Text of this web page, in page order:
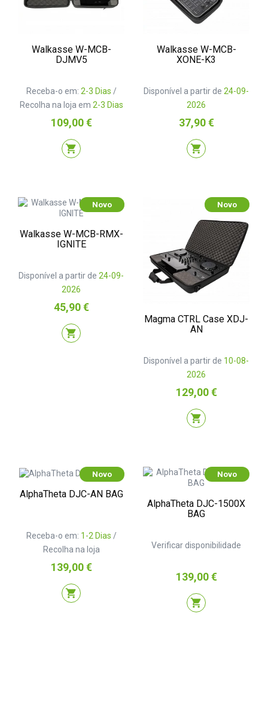
Walkasse W-MCB-
DJMV5
Receba-o em: 2-3 Dias /
Recolha na loja em 2-3 Dias
Preço
109,00 €
shopping_cart
Walkasse W-MCB-
XONE-K3
Disponível a partir de 24-09-
2026
Preço
37,90 €
shopping_cart
Novo
Walkasse W-MCB-RMX-
IGNITE
Disponível a partir de 24-09-
2026
Preço
45,90 €
shopping_cart
Novo
Magma CTRL Case XDJ-
AN
Disponível a partir de 10-08-
2026
Preço
129,00 €
shopping_cart
Novo
AlphaTheta DJC-AN BAG
Receba-o em: 1-2 Dias /
Recolha na loja
Preço
139,00 €
shopping_cart
Novo
AlphaTheta DJC-1500X
BAG
Verificar disponibilidade
Preço
139,00 €
shopping_cart